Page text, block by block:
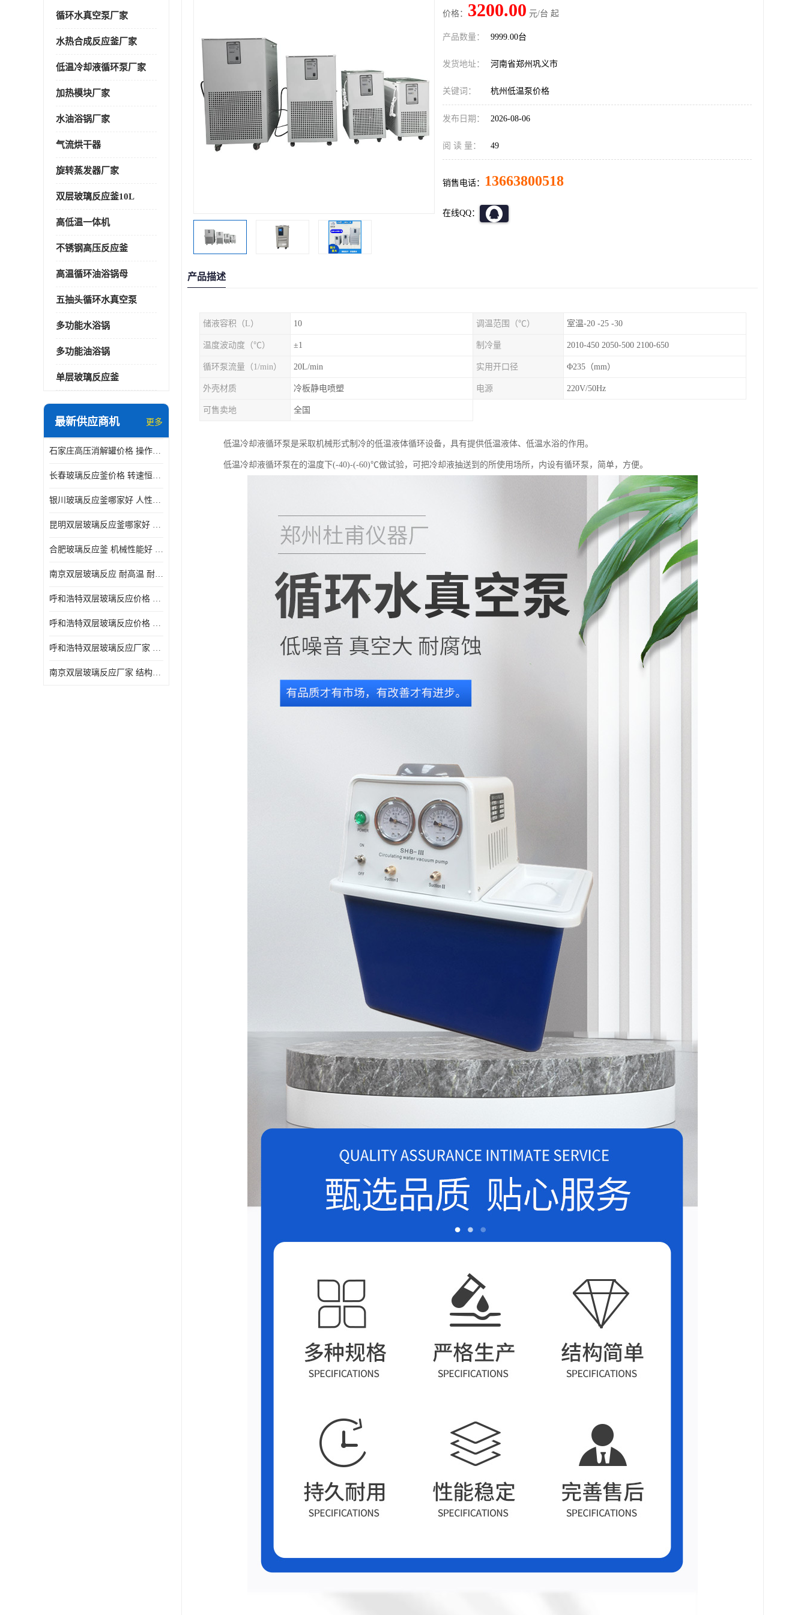
循环水真空泵厂家
水热合成反应釜厂家
低温冷却液循环泵厂家
加热模块厂家
水油浴锅厂家
气流烘干器
旋转蒸发器厂家
双层玻璃反应釜10L
高低温一体机
不锈钢高压反应釜
高温循环油浴锅母
五抽头循环水真空泵
多功能水浴锅
多功能油浴锅
单层玻璃反应釜
最新供应商机 更多
石家庄高压消解罐价格 操作简单 使用安全
长春玻璃反应釜价格 转速恒定 机械性能好
银川玻璃反应釜哪家好 人性化设计 可连续工作
昆明双层玻璃反应釜哪家好 人性化设计 可连续工作 机械性能好
合肥玻璃反应釜 机械性能好 可连续工作
南京双层玻璃反应 耐高温 耐腐蚀 空载不宜高速运转
呼和浩特双层玻璃反应价格 安全稳定 机械性能好
呼和浩特双层玻璃反应价格 结构紧凑 可做加热反应
呼和浩特双层玻璃反应厂家 转速恒定 空载不宜高速运转
南京双层玻璃反应厂家 结构紧凑 可连续工作 可做加热反应
价格： 3200.00 元/台 起
产品数量： 9999.00台
发货地址： 河南省郑州巩义市
关键词： 杭州低温泵价格
发布日期： 2026-08-06
阅 读 量： 49
销售电话： 13663800518
在线QQ：
产品描述
储液容积（L） 10 调温范围（℃） 室温-20 -25 -30
温度波动度（℃） ±1 制冷量 2010-450 2050-500 2100-650
循环泵流量（1/min） 20L/min 实用开口径 Φ235（mm）
外壳材质 冷板静电喷塑 电源 220V/50Hz
可售卖地 全国
低温冷却液循环泵是采取机械形式制冷的低温液体循环设备，具有提供低温液体、低温水浴的作用。
低温冷却液循环泵在的温度下(-40)-(-60)℃做试验，可把冷却液抽送到的所使用场所，内设有循环泵，简单，方便。